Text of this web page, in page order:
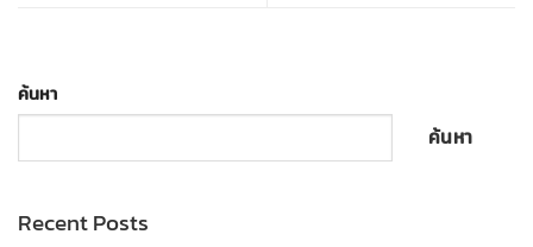
ค้นหา
ค้นหา
Recent Posts